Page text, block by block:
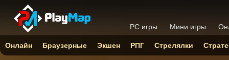
PC игры Мини игры
Онлайн Браузерные Экшен РПГ Стрелялки